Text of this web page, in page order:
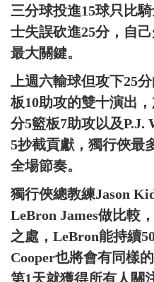
三分球投進15球只比
士失誤砍進25分，自
最大關鍵。
上週六輸球但攻下25
板10助攻的雙十演出
分5籃板7助攻以及P.J.
5抄截貢獻，獨行俠最
全場節奏。
獨行俠總教練Jason
LeBron James做比較
之處，LeBron能持續
Cooper也將會有同樣
第1天就獲得所有人關